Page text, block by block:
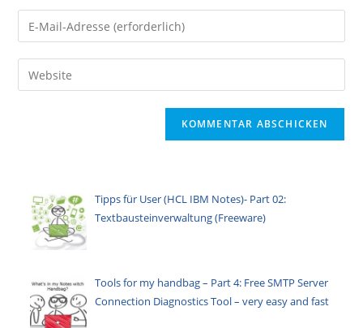
Namen
oder
zum
Kommentieren
Gib
deine
E-
Mail-
Gib
deine
Tipps für User (HCL IBM Notes)- Part 02:
Textbausteinverwaltung (Freeware)
Tools for my handbag – Part 4: Free SMTP Server
Connection Diagnostics Tool – very easy and fast